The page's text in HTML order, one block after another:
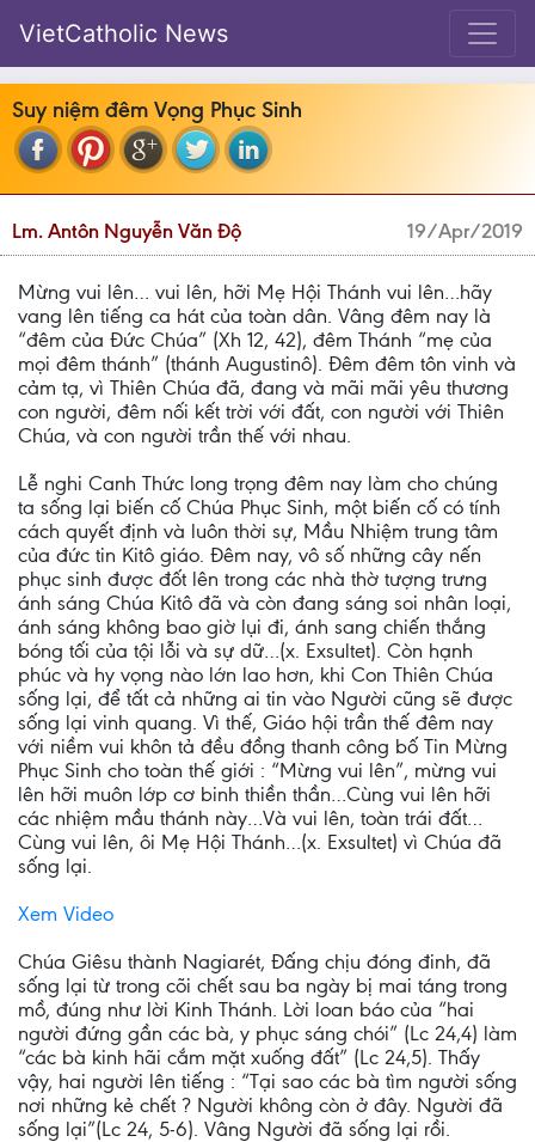
VietCatholic News
Suy niệm đêm Vọng Phục Sinh
Lm. Antôn Nguyễn Văn Độ 19/Apr/2019
Mừng vui lên… vui lên, hỡi Mẹ Hội Thánh vui lên…hãy
vang lên tiếng ca hát của toàn dân. Vâng đêm nay là
“đêm của Đức Chúa” (Xh 12, 42), đêm Thánh “mẹ của
mọi đêm thánh” (thánh Augustinô). Đêm đêm tôn vinh và
cảm tạ, vì Thiên Chúa đã, đang và mãi mãi yêu thương
con người, đêm nối kết trời với đất, con người với Thiên
Chúa, và con người trần thế với nhau.
Lễ nghi Canh Thức long trọng đêm nay làm cho chúng
ta sống lại biến cố Chúa Phục Sinh, một biến cố có tính
cách quyết định và luôn thời sự, Mầu Nhiệm trung tâm
của đức tin Kitô giáo. Đêm nay, vô số những cây nến
phục sinh được đốt lên trong các nhà thờ tượng trưng
ánh sáng Chúa Kitô đã và còn đang sáng soi nhân loại,
ánh sáng không bao giờ lụi đi, ánh sang chiến thắng
bóng tối của tội lỗi và sự dữ…(x. Exsultet). Còn hạnh
phúc và hy vọng nào lớn lao hơn, khi Con Thiên Chúa
sống lại, để tất cả những ai tin vào Người cũng sẽ được
sống lại vinh quang. Vì thế, Giáo hội trần thế đêm nay
với niềm vui khôn tả đều đồng thanh công bố Tin Mừng
Phục Sinh cho toàn thế giới : “Mừng vui lên”, mừng vui
lên hỡi muôn lớp cơ binh thiền thần…Cùng vui lên hỡi
các nhiệm mầu thánh này…Và vui lên, toàn trái đất…
Cùng vui lên, ôi Mẹ Hội Thánh…(x. Exsultet) vì Chúa đã
sống lại.
Xem Video
Chúa Giêsu thành Nagiarét, Ðấng chịu đóng đinh, đã
sống lại từ trong cõi chết sau ba ngày bị mai táng trong
mồ, đúng như lời Kinh Thánh. Lời loan báo của “hai
người đứng gần các bà, y phục sáng chói” (Lc 24,4) làm
“các bà kinh hãi cắm mặt xuống đất” (Lc 24,5). Thấy
vậy, hai người lên tiếng : “Tại sao các bà tìm người sống
nơi những kẻ chết ? Người không còn ở đây. Người đã
sống lại”(Lc 24, 5-6). Vâng Người đã sống lại rồi.